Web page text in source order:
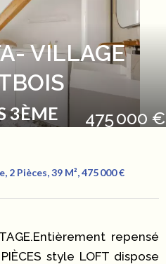
VILLAGE
3ÈME 475 000 €
Pièces, 39 M², 475 000 €
repensé
style LOFT dispose